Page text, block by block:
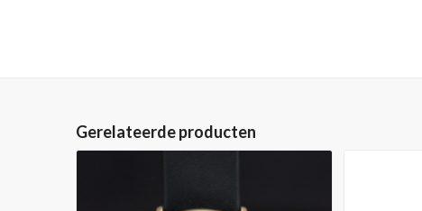
Gerelateerde producten